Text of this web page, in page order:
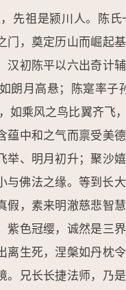
先祖是颍川人。陈
，奠定历山而崛起
初陈平以六出奇计
朗月高悬；陈寔率子
如乘风之鸟比翼齐飞
中和之气而禀受美
、明月初升；聚沙
佛法之缘。等到长
，素来明澈慈悲智
色冠缨，诚然是三
生死，涅槃如丹枕
兄长长捷法师，乃